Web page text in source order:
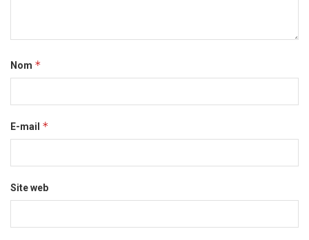
Nom *
E-mail *
Site web